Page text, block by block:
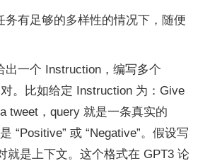
务有足够的多样性的情况下，随便
出一个 Instruction，编写多个
。比如给定 Instruction 为：Give
tweet，query 就是一条真实的
“Positive” 或 “Negative”。假设写
就是上下文。这个格式在 GPT3 论